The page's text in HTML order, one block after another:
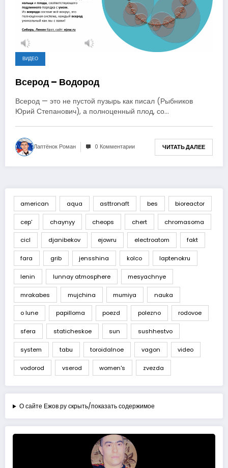
ВИДЕО
Всерод – Водород
Всерод — это не пустой пузырь как писал (Рыбников
Юрий Степанович), а полноценный плод, со…
Лаптёнок Роман 0 Комментарии ЧИТАТЬ ДАЛЕЕ
american aqua asttronaft bes bioreactor
cep' chaynyy cheops chert chromasoma
cicl djanibekov ejowru electroatom fakt
fara grib jensshina kolco laptenokru
lenin lunnay atmosphere mesyachnye
mrakabes mujchina mumiya nauka
o lune papilloma poezd polezno rodovoe
sfera staticheskoe sun sushhestvo
system tabu toroidalnoe vagon video
vodorod vserod women's zvezda
О сайте Ежов.ру скрыть/показать содержимое